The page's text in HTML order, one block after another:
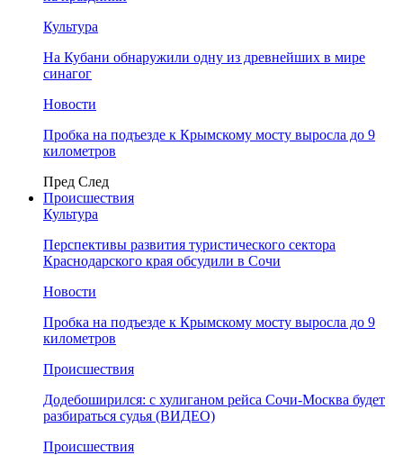
Культура
На Кубани обнаружили одну из древнейших в мире
синагог
Новости
Пробка на подъезде к Крымскому мосту выросла до 9
километров
Пред След
Происшествия
Культура
Перспективы развития туристического сектора
Краснодарского края обсудили в Сочи
Новости
Пробка на подъезде к Крымскому мосту выросла до 9
километров
Происшествия
Додебоширился: с хулиганом рейса Сочи-Москва будет
разбираться судья (ВИДЕО)
Происшествия